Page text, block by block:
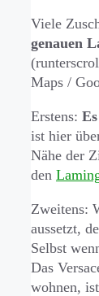
Viele
genauen
Maps /
Erstens:
ist hier
Nähe der
den
Zweitens:
aussetzt,
Selbst
Das
wohnen,